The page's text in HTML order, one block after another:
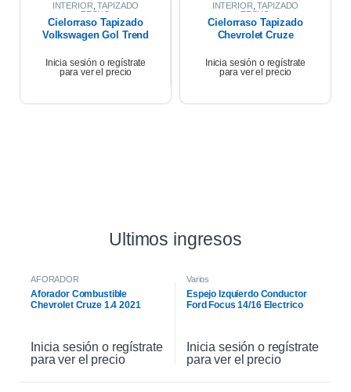
INTERIOR ,TAPIZADO
TECHO
Cielorraso Tapizado
Volkswagen Gol Trend
Inicia sesión o regístrate
para ver el precio
INTERIOR ,TAPIZADO
TECHO
Cielorraso Tapizado
Chevrolet Cruze
Inicia sesión o regístrate
para ver el precio
Ultimos ingresos
AFORADOR
Aforador Combustible
Chevrolet Cruze 1.4 2021
Inicia sesión o regístrate
para ver el precio
Varios
Espejo Izquierdo Conductor
Ford Focus 14/16 Electrico
Inicia sesión o regístrate
para ver el precio